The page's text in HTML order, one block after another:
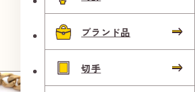
ブランド品
切手